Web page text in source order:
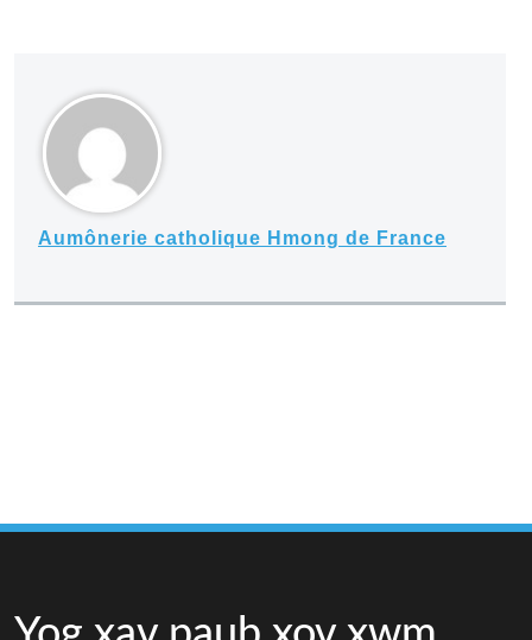
Aumônerie catholique Hmong de France